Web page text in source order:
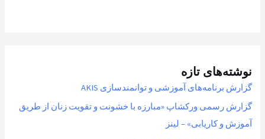
نوشته‌های تازه
گزارش برنامه‌های آموزشی و توانمندسازی AKIS
گزارش رسمی ورکشاپ «مبارزه با خشونت و تقویت زنان از طریق
آموزش و کاریابی» – لینز